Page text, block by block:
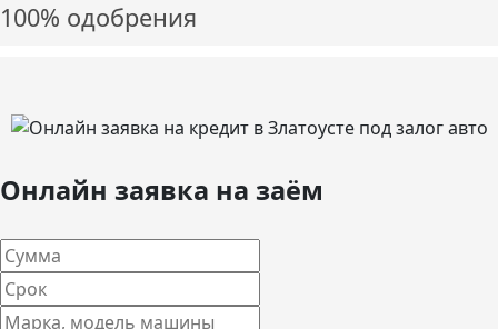
100% одобрения
Онлайн заявка на заём